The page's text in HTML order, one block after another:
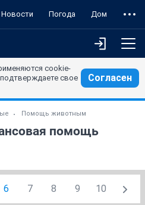
Новости Погода Дом
cookie-
свое
Согласен
Помощь животным
помощь
6 7 8 9 10